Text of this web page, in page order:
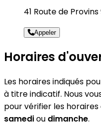
41 Route de
Appeler
Horaires
Les horaires indiqués
à titre indicatif. Nous
pour vérifier les
samediou dimanche.